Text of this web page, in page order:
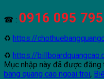
☎ : 0916 095 795
♻ https://
♻ https://
Mục nhập này đã được đăng
bang quang cao ngoai troi,